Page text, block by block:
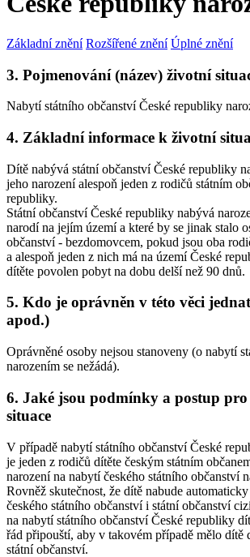
Základní znění Rozšířené znění Úplné znění
3. Pojmenování (název) životní
Nabytí státního občanství České republiky
4. Základní informace k životní
Dítě nabývá státní občanství České republiky
jeho narození alespoň jeden z rodičů státním
republiky.
Státní občanství České republiky nabývá
narodí na jejím území a které by se jinak stalo
občanství - bezdomovcem, pokud jsou oba
a alespoň jeden z nich má na území České
dítěte povolen pobyt na dobu delší než 90 dnů.
5. Kdo je oprávněn v této věci
apod.)
Oprávněné osoby nejsou stanoveny (o nabytí
narozením se nežádá).
6. Jaké jsou podmínky a postup
situace
V případě nabytí státního občanství České
je jeden z rodičů dítěte českým státním
narození na nabytí českého státního občanství
Rovněž skutečnost, že dítě nabude
českého státního občanství i státní občanství
na nabytí státního občanství České republiky
řád připouští, aby v takovém případě mělo dítě
státní občanství.